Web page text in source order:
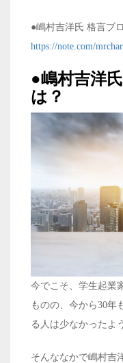
●嶋村吉洋氏 格言ブ
https://note.com/
●嶋村吉洋
は？
今でこそ、学生起業
ものの、今から30年
る人は少なかったよ
そんななかで嶋村吉